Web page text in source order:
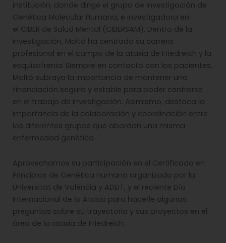
institución, donde dirige el grupo de investigación de
Genética Molecular Humana, e investigadora en
el CIBER de Salud Mental (CIBERSAM). Dentro de la
investigación, Moltó ha centrado su carrera
profesional en el campo de la ataxia de Friedreich y la
esquizofrenia. Siempre en contacto con los pacientes,
Moltó subraya la importancia de mantener una
financiación segura y estable para poder centrarse
en el trabajo de investigación. Asimismo, destaca la
importancia de la colaboración y coordinación entre
los diferentes grupos que abordan una misma
enfermedad genética.
Aprovechamos su participación en el Certificado en
Principios de Genética Humana organizado por la
Universitat de València y ADEIT, y el reciente Día
Internacional de la Ataxia para hacerle algunas
preguntas sobre su trayectoria y sus proyectos en el
área de la ataxia de Friedreich.